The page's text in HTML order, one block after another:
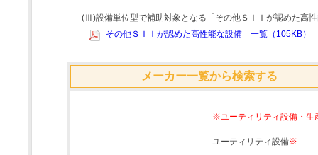
(Ⅲ)設備単位型で補助対象となる「その他ＳＩＩが認めた高
その他ＳＩＩが認めた高性能な設備 一覧（105KB）
メーカー一覧から検索する
※ユーティリティ設備・生
ユーティリティ設備※